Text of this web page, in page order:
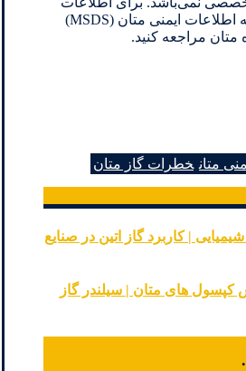
دقیق‌تر و به روزتر، به برگه اطلاعات ایمنی متان (MSDS)
متان مراجعه کنید.
متان خطرات گاز متان
| کاربرد گاز اتین در صنایع
کپسول های متان | سیلندر گاز